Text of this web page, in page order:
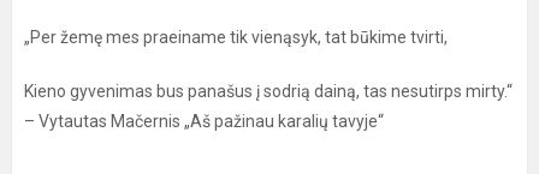
„Per žemę mes praeiname tik vienąsyk, tat būkime tvirti,
Kieno gyvenimas bus panašus į sodrią dainą, tas nesutirps mirty.“
– Vytautas Mačernis „Aš pažinau karalių tavyje“